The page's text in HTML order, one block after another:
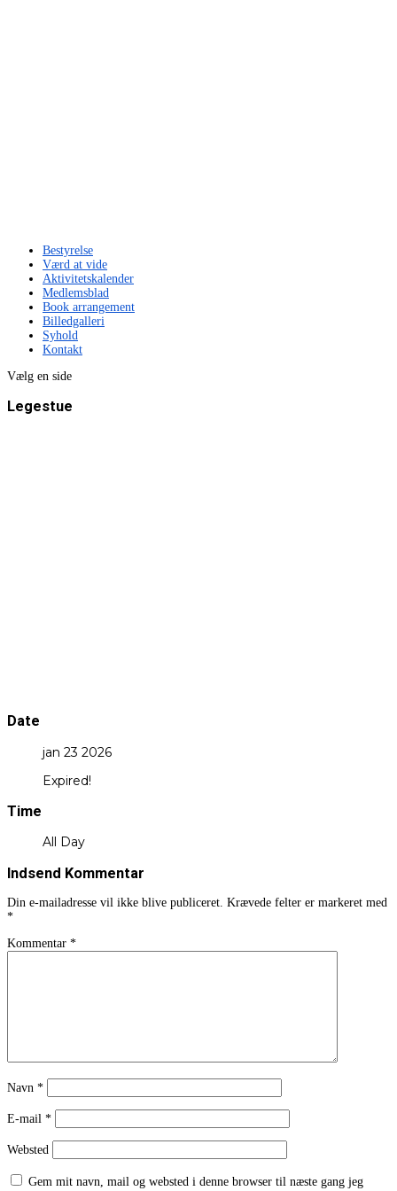
Bestyrelse
Værd at vide
Aktivitetskalender
Medlemsblad
Book arrangement
Billedgalleri
Syhold
Kontakt
Vælg en side
Legestue
Date
jan 23 2026
Expired!
Time
All Day
Indsend Kommentar
Din e-mailadresse vil ikke blive publiceret. Krævede felter er markeret med
*
Kommentar *
Navn *
E-mail *
Websted
Gem mit navn, mail og websted i denne browser til næste gang jeg